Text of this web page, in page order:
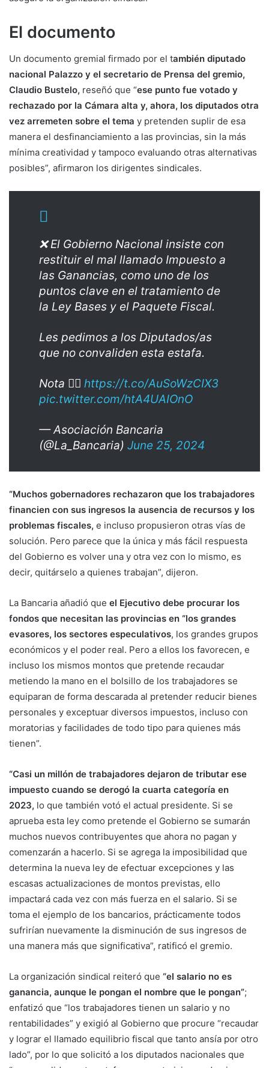
El documento
Un documento gremial firmado por el también diputado
nacional Palazzo y el secretario de Prensa del gremio,
Claudio Bustelo, reseñó que “ese punto fue votado y
rechazado por la Cámara alta y, ahora, los diputados otra
vez arremeten sobre el tema y pretenden suplir de esa
manera el desfinanciamiento a las provincias, sin la más
mínima creatividad y tampoco evaluando otras alternativas
posibles”, afirmaron los dirigentes sindicales.
❌ El Gobierno Nacional insiste con
restituir el mal llamado Impuesto a
las Ganancias, como uno de los
puntos clave en el tratamiento de
la Ley Bases y el Paquete Fiscal.
Les pedimos a los Diputados/as
que no convaliden esta estafa.
Nota 👉🏻 https://t.co/AuSoWzCIX3
pic.twitter.com/htA4UAIOnO
— Asociación Bancaria
(@La_Bancaria) June 25, 2024
“Muchos gobernadores rechazaron que los trabajadores
financien con sus ingresos la ausencia de recursos y los
problemas fiscales, e incluso propusieron otras vías de
solución. Pero parece que la única y más fácil respuesta
del Gobierno es volver una y otra vez con lo mismo, es
decir, quitárselo a quienes trabajan”, dijeron.
La Bancaria añadió que el Ejecutivo debe procurar los
fondos que necesitan las provincias en “los grandes
evasores, los sectores especulativos, los grandes grupos
económicos y el poder real. Pero a ellos los favorecen, e
incluso los mismos montos que pretende recaudar
metiendo la mano en el bolsillo de los trabajadores se
equiparan de forma descarada al pretender reducir bienes
personales y exceptuar diversos impuestos, incluso con
moratorias y facilidades de todo tipo para quienes más
tienen”.
“Casi un millón de trabajadores dejaron de tributar ese
impuesto cuando se derogó la cuarta categoría en
2023, lo que también votó el actual presidente. Si se
aprueba esta ley como pretende el Gobierno se sumarán
muchos nuevos contribuyentes que ahora no pagan y
comenzarán a hacerlo. Si se agrega la imposibilidad que
determina la nueva ley de efectuar excepciones y las
escasas actualizaciones de montos previstas, ello
impactará cada vez con más fuerza en el salario. Si se
toma el ejemplo de los bancarios, prácticamente todos
sufrirían nuevamente la disminución de sus ingresos de
una manera más que significativa”, ratificó el gremio.
La organización sindical reiteró que “el salario no es
ganancia, aunque le pongan el nombre que le pongan”;
enfatizó que “los trabajadores tienen un salario y no
rentabilidades” y exigió al Gobierno que procure “recaudar
y lograr el llamado equilibrio fiscal que tanto ansía por otro
lado”, por lo que solicitó a los diputados nacionales que